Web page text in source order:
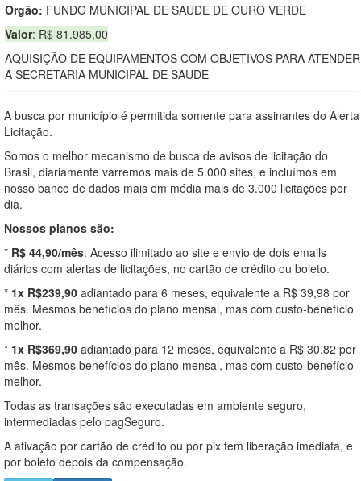
Orgão: FUNDO MUNICIPAL DE SAUDE DE OURO VERDE
Valor: R$ 81.985,00
AQUISIÇÃO DE EQUIPAMENTOS COM OBJETIVOS PARA ATENDER
A SECRETARIA MUNICIPAL DE SAUDE
A busca por município é permitida somente para assinantes do Alerta
Licitação.
Somos o melhor mecanismo de busca de avisos de licitação do
Brasil, diariamente varremos mais de 5.000 sites, e incluímos em
nosso banco de dados mais em média mais de 3.000 licitações por
dia.
Nossos planos são:
* R$ 44,90/mês: Acesso ilimitado ao site e envio de dois emails
diários com alertas de licitações, no cartão de crédito ou boleto.
* 1x R$239,90 adiantado para 6 meses, equivalente a R$ 39,98 por
mês. Mesmos benefícios do plano mensal, mas com custo-benefício
melhor.
* 1x R$369,90 adiantado para 12 meses, equivalente a R$ 30,82 por
mês. Mesmos benefícios do plano mensal, mas com custo-benefício
melhor.
Todas as transações são executadas em ambiente seguro,
intermediadas pelo pagSeguro.
A ativação por cartão de crédito ou por pix tem liberação imediata, e
por boleto depois da compensação.